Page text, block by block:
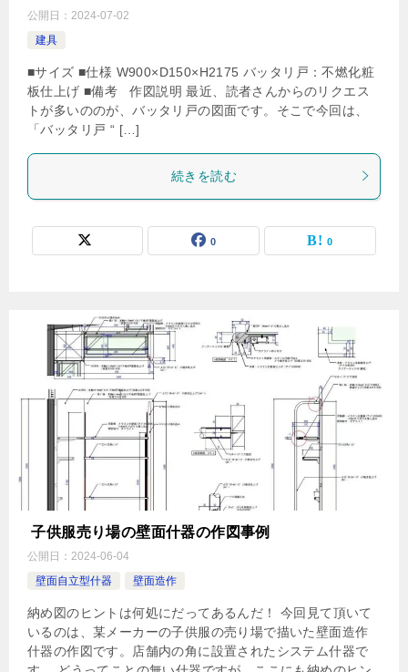
公開日： 2024-07-02
建具
■サイズ ■仕様 W900×D150×H2175 バッタリ戸：不燃化粧
板仕上げ ■備考 作図説明 最近、読者さんからのリクエス
トが多いののが、バッタリ戸の図面です。そこで今回は、
「バッタリ戸 “ […]
続きを読む
0 0
子供服売り場の壁面什器の作図事例
公開日： 2024-06-04
壁面自立型什器
壁面造作
納め図のヒントは何処にだってあるんだ！ 今回見て頂いて
いるのは、某メーカーの子供服の売り場で描いた壁面造作
什器の作図です。店舗内の角に設置されたシステム什器で